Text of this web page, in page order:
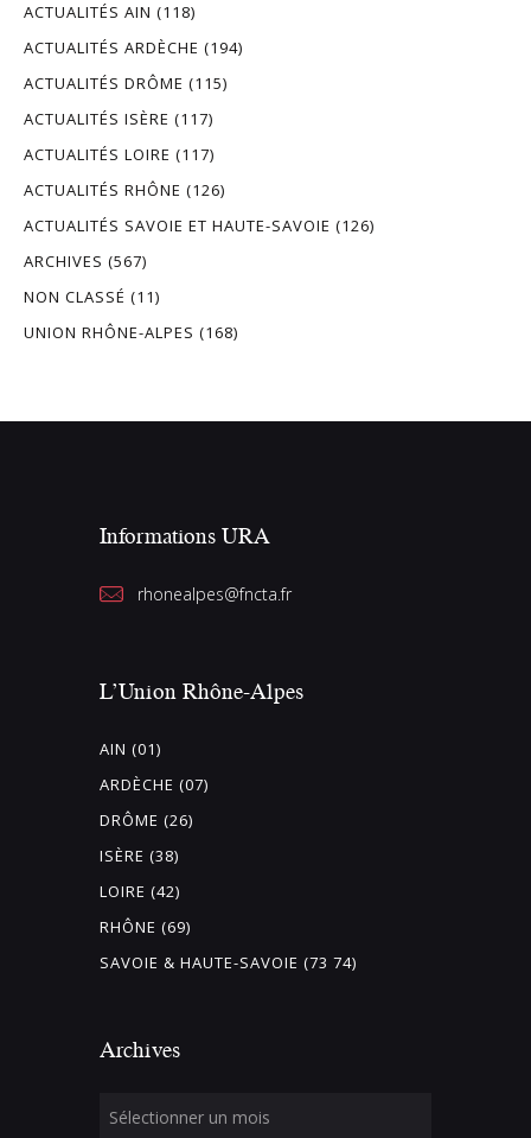
ACTUALITÉS AIN (118)
ACTUALITÉS ARDÈCHE (194)
ACTUALITÉS DRÔME (115)
ACTUALITÉS ISÈRE (117)
ACTUALITÉS LOIRE (117)
ACTUALITÉS RHÔNE (126)
ACTUALITÉS SAVOIE ET HAUTE-SAVOIE (126)
ARCHIVES (567)
NON CLASSÉ (11)
UNION RHÔNE-ALPES (168)
Informations URA
rhonealpes@fncta.fr
L’Union Rhône-Alpes
AIN (01)
ARDÈCHE (07)
DRÔME (26)
ISÈRE (38)
LOIRE (42)
RHÔNE (69)
SAVOIE & HAUTE-SAVOIE (73 74)
Archives